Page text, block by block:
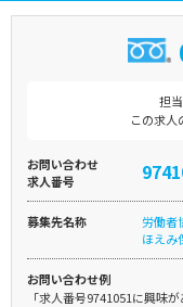
担
この求人
お問い合わせ
求人番号
募集先名称
労働者
ほえみ
お問い合わせ例
「求人番号9741051に興味